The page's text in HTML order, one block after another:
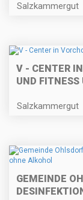
Salzkammergut
V - CENTER
UND FITNESS
Salzkammergut
GEMEINDE